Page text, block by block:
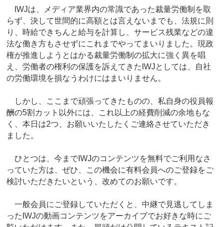
IWJは、メディア業界内の常識であった裁量労働制を取
らず、決して世間的に高額とは言えないまでも、法規に則
り、時給できちんと給与を計算し、サービス残業などの違
法な働き方もさせずにこれまでやってまいりました。現政
権が推進しようとはかる裁量労働制の拡大に強く異を唱
え、労働者の権利の保護を訴えてきたIWJとしては、自社
の労働環境を損なうわけにはまいりません。
しかし、ここまで頑張ってきたものの、私自身の役員報
酬の5割カット以外には、これ以上の経費削減の余地もな
く、本日は2つ、お願いいたしたくご連絡させていただき
ました。
ひとつは、今までIWJのコンテンツを無料でご利用なさ
っていた方は、ぜひ、この機会に有料会員へのご登録をご
検討いただきたいという、改めてのお願いです。
一般会員にご登録していただくと、中継で見逃してしま
ったIWJの動画コンテンツをアーカイブでお好きな時にご